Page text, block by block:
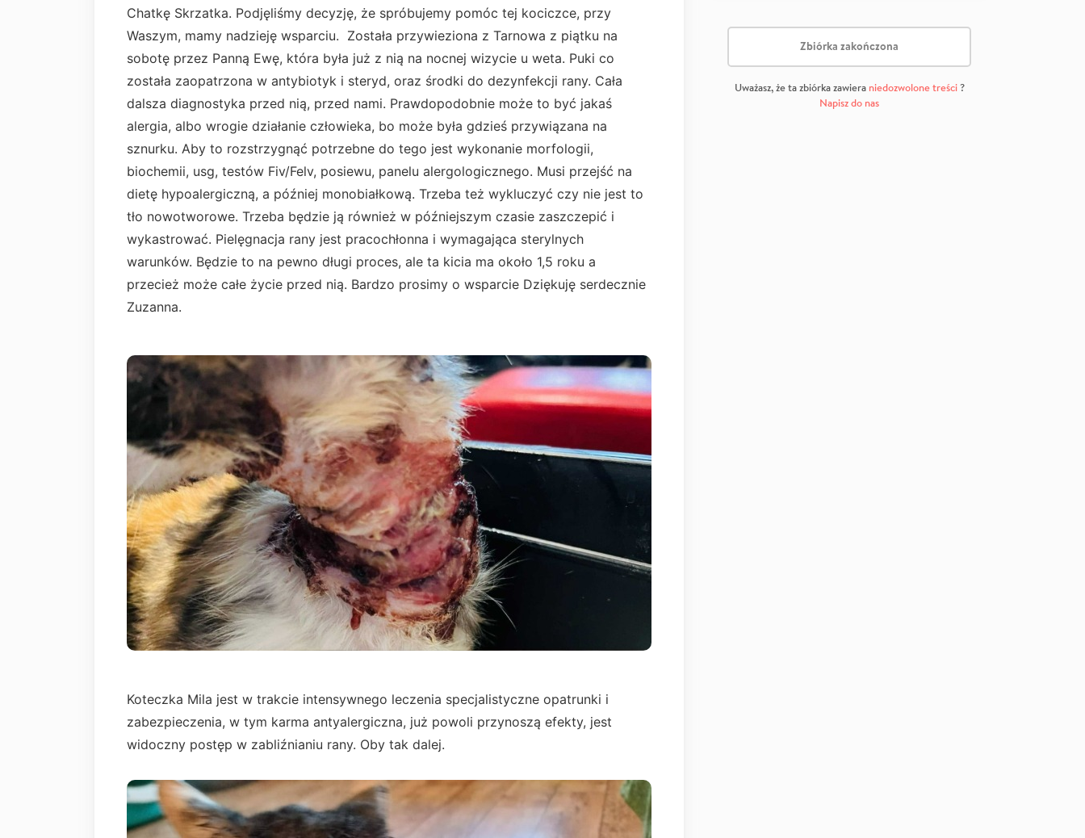
Chatkę Skrzatka. Podjęliśmy decyzję, że spróbujemy pomóc tej kociczce, przy
Waszym, mamy nadzieję wsparciu. Została przywieziona z Tarnowa z piątku na
sobotę przez Panną Ewę, która była już z nią na nocnej wizycie u weta. Puki co
została zaopatrzona w antybiotyk i steryd, oraz środki do dezynfekcji rany. Cała
dalsza diagnostyka przed nią, przed nami. Prawdopodobnie może to być jakaś
alergia, albo wrogie działanie człowieka, bo może była gdzieś przywiązana na
sznurku. Aby to rozstrzygnąć potrzebne do tego jest wykonanie morfologii,
biochemii, usg, testów Fiv/Felv, posiewu, panelu alergologicznego. Musi przejść na
dietę hypoalergiczną, a później monobiałkową. Trzeba też wykluczyć czy nie jest to
tło nowotworowe. Trzeba będzie ją również w późniejszym czasie zaszczepić i
wykastrować. Pielęgnacja rany jest pracochłonna i wymagająca sterylnych
warunków. Będzie to na pewno długi proces, ale ta kicia ma około 1,5 roku a
przecież może całe życie przed nią. Bardzo prosimy o wsparcie Dziękuję serdecznie
Zuzanna.
Koteczka Mila jest w trakcie intensywnego leczenia specjalistyczne opatrunki i
zabezpieczenia, w tym karma antyalergiczna, już powoli przynoszą efekty, jest
widoczny postęp w zabliźnianiu rany. Oby tak dalej.
Zbiórka zakończona
Uważasz, że ta zbiórka zawiera niedozwolone treści?
Napisz do nas